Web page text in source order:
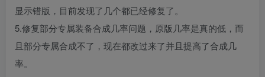
显示错版，目前发现了几个都已经修复了。
5.修复部分专属装备合成几率问题，原版几率是真的低，而
且部分专属合成不了，现在都改过来了并且提高了合成几
率。